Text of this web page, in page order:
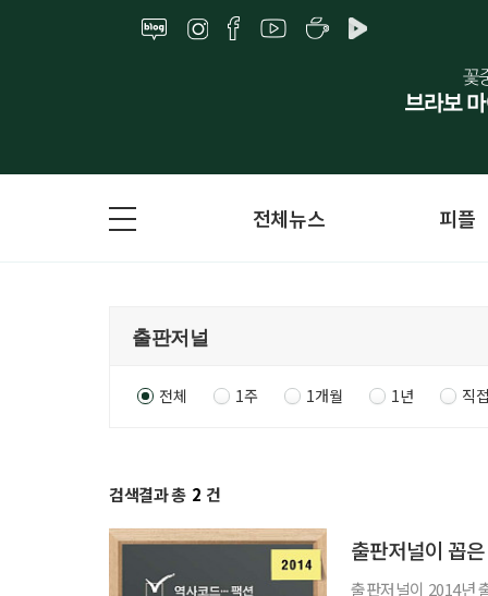
전체뉴스 피플
전체 1주 1개월 1년 직
검색결과 총 2 건
출판저널이 꼽
출판저널이 2014년